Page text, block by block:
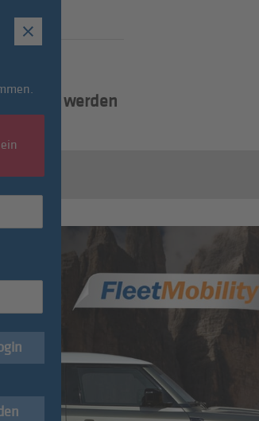
Mitglied werden